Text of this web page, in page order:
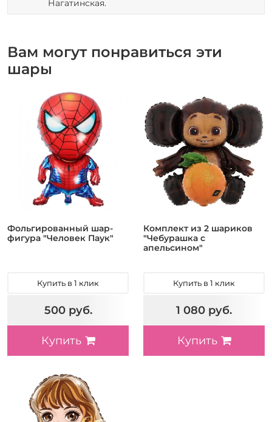
Нагатинская.
Вам могут понравиться эти
шары
Фольгированный шар-
фигура "Человек Паук"
Купить в 1 клик
500 руб.
Купить
Комплект из 2 шариков
"Чебурашка с
апельсином"
Купить в 1 клик
1 080 руб.
Купить